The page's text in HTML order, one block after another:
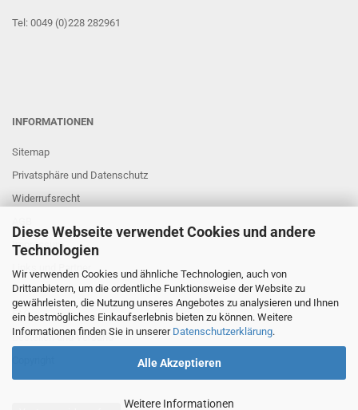
Diese Webseite verwendet Cookies und andere
Technologien
Wir verwenden Cookies und ähnliche Technologien, auch von
Drittanbietern, um die ordentliche Funktionsweise der Website zu
gewährleisten, die Nutzung unseres Angebotes zu analysieren und Ihnen
ein bestmögliches Einkaufserlebnis bieten zu können. Weitere
Informationen finden Sie in unserer Datenschutzerklärung.
Alle Akzeptieren
Weitere Informationen
Tel: 0049 (0)228 282961
INFORMATIONEN
Sitemap
Privatsphäre und Datenschutz
Widerrufsrecht
Impressum
Links und Partner
FAQ
Bestellen und Versand